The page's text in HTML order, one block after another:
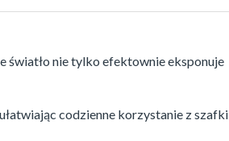
światło nie tylko efektownie eksponuje
codzienne korzystanie z szafki